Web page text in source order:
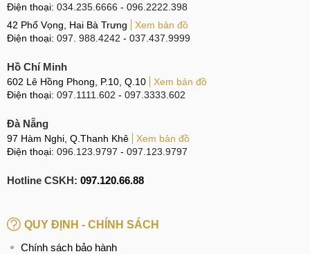
Điện thoại: 034.235.6666 - 096.2222.398
42 Phố Vọng, Hai Bà Trưng
Xem bản đồ
Điện thoại: 097. 988.4242 - 037.437.9999
Hồ Chí Minh
602 Lê Hồng Phong, P.10, Q.10
Xem bản đồ
Điện thoại: 097.1111.602 - 097.3333.602
Đà Nẵng
97 Hàm Nghi, Q.Thanh Khê
Xem bản đồ
Điện thoại: 096.123.9797 - 097.123.9797
Hotline CSKH: 097.120.66.88
QUY ĐỊNH - CHÍNH SÁCH
Chính sách bảo hành